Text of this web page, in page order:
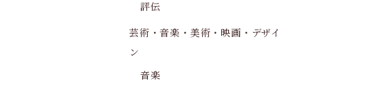
評伝
芸術・音楽・美術・映画・デザイ
ン
音楽